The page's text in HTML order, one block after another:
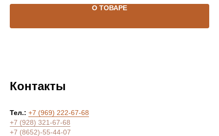
О ТОВАРЕ
Контакты
Тел.: +7 (969) 222-67-68
+7 (928) 321-67-68
+7 (8652)-55-44-07